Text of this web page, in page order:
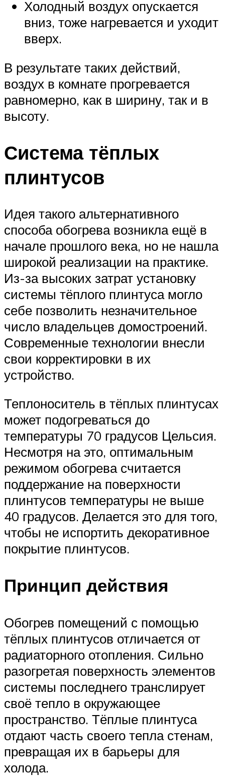
Холодный воздух опускается
вниз, тоже нагревается и уходит
вверх.
В результате таких действий,
воздух в комнате прогревается
равномерно, как в ширину, так и в
высоту.
Система тёплых
плинтусов
Идея такого альтернативного
способа обогрева возникла ещё в
начале прошлого века, но не нашла
широкой реализации на практике.
Из-за высоких затрат установку
системы тёплого плинтуса могло
себе позволить незначительное
число владельцев домостроений.
Современные технологии внесли
свои корректировки в их
устройство.
Теплоноситель в тёплых плинтусах
может подогреваться до
температуры 70 градусов Цельсия.
Несмотря на это, оптимальным
режимом обогрева считается
поддержание на поверхности
плинтусов температуры не выше
40 градусов. Делается это для того,
чтобы не испортить декоративное
покрытие плинтусов.
Принцип действия
Обогрев помещений с помощью
тёплых плинтусов отличается от
радиаторного отопления. Сильно
разогретая поверхность элементов
системы последнего транслирует
своё тепло в окружающее
пространство. Тёплые плинтуса
отдают часть своего тепла стенам,
превращая их в барьеры для
холода.